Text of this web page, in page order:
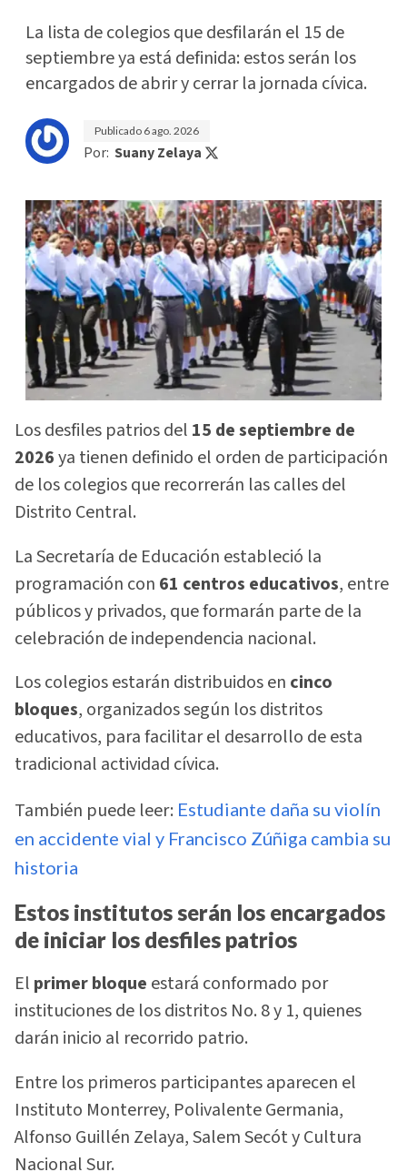
La lista de colegios que desfilarán el 15 de
septiembre ya está definida: estos serán los
encargados de abrir y cerrar la jornada cívica.
Publicado 6 ago. 2026
Por: Suany Zelaya
Los desfiles patrios del 15 de septiembre de
2026ya tienen definido el orden de participación
de los colegios que recorrerán las calles del
Distrito Central.
La Secretaría de Educación estableció la
programación con 61 centros educativos, entre
públicos y privados, que formarán parte de la
celebración de independencia nacional.
Los colegios estarán distribuidos en cinco
bloques, organizados según los distritos
educativos, para facilitar el desarrollo de esta
tradicional actividad cívica.
También puede leer: Estudiante daña su violín
en accidente vial y Francisco Zúñiga cambia su
historia
Estos institutos serán los encargados
de iniciar los desfiles patrios
El primer bloque estará conformado por
instituciones de los distritos No. 8 y 1, quienes
darán inicio al recorrido patrio.
Entre los primeros participantes aparecen el
Instituto Monterrey, Polivalente Germania,
Alfonso Guillén Zelaya, Salem Secót y Cultura
Nacional Sur.